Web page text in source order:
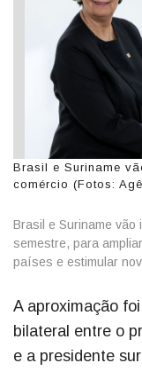
Brasil e Suriname
comércio (Fotos:
Brasil e Suriname vão
semestre, para
países e estimular
A aproximação
bilateral entre o
e a presidente